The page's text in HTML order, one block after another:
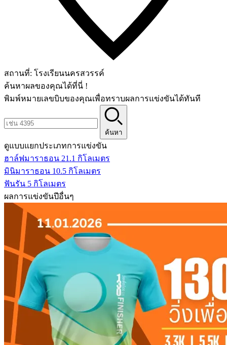
สถานที่: โรงเรียนนครสวรรค์
ค้นหาผลของคุณได้ที่นี่ !
พิมพ์หมายเลขบิบของคุณเพื่อทราบผลการแข่งขันได้ทันที
ค้นหา
ดูแบบแยกประเภทการแข่งขัน
ฮาล์ฟมาราธอน 21.1 กิโลเมตร
มินิมาราธอน 10.5 กิโลเมตร
ฟันรัน 5 กิโลเมตร
ผลการแข่งขันปีอื่นๆ